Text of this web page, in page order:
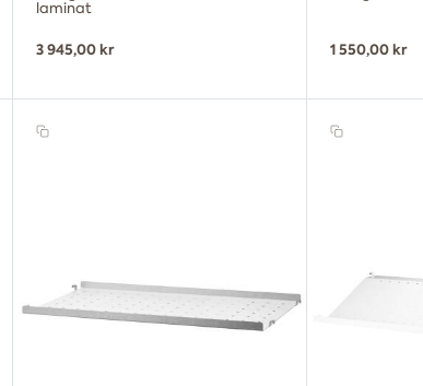
laminat
3 945,00 kr 1 550,00 kr